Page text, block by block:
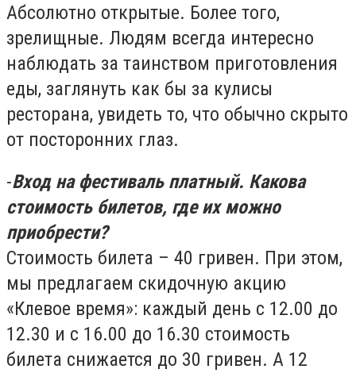
Абсолютно открытые. Более того,
зрелищные. Людям всегда интересно
наблюдать за таинством приготовления
еды, заглянуть как бы за кулисы
ресторана, увидеть то, что обычно скрыто
от посторонних глаз.
-Вход на фестиваль платный. Какова
стоимость билетов, где их можно
приобрести?
Стоимость билета – 40 гривен. При этом,
мы предлагаем скидочную акцию
«Клевое время»: каждый день с 12.00 до
12.30 и с 16.00 до 16.30 стоимость
билета снижается до 30 гривен. А 12